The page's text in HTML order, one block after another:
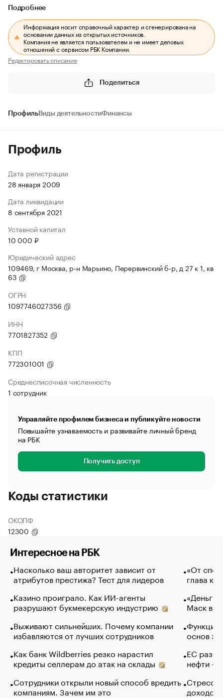
Подробнее
Информация носит справочный характер и сгенерирована на
основании данных из открытых источников.
Компания не является пользователем и не имеет деловых
отношений с сервисом РБК Компании.
Редактировать описание
Поделиться
ПрофильВиды деятельностиФинансы
Профиль
Дата регистрации
28 января 2009
Дата ликвидации
8 сентября 2021
Уставной капитал
10 000 ₽
Юридический адрес
109469, г Москва, р-н Марьино, Перервинский б-р, д 27 к 1, кв
63
ОГРН
1097746027356
ИНН
7701827352
КПП
772301001
Среднесписочная численность
1 сотрудник
Управляйте профилем бизнеса и публикуйте новости
Повышайте узнаваемость и развивайте личный бренд
на РБК
Получить доступ
Коды статистики
ОКОПФ
12300
Интересное на РБК
Насколько ваш авторитет зависит от
атрибутов престижа? Тест для лидеров
Казино проиграло. Как ИИ-агенты
разрушают букмекерскую индустрию
Выживают сильнейших. Почему компании
избавляются от лучших сотрудников
Как банк Wildberries резко нарастил
кредиты селлерам до атак на склады
Сотрудники открыли новый способ вредить
компаниям. Зачем им это
«От
глава
«Деньги
Маск в
Функции
основ
ЕС
нефти —
Стресс
доходов